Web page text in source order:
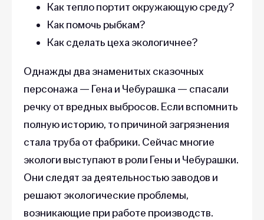
Как тепло портит окружающую среду?
Как помочь рыбкам?
Как сделать цеха экологичнее?
Однажды два знаменитых сказочных
персонажа — Гена и Чебурашка — спасали
речку от вредных выбросов. Если вспомнить
полную историю, то причиной загрязнения
стала труба от фабрики. Сейчас многие
экологи выступают в роли Гены и Чебурашки.
Они следят за деятельностью заводов и
решают экологические проблемы,
возникающие при работе производств.